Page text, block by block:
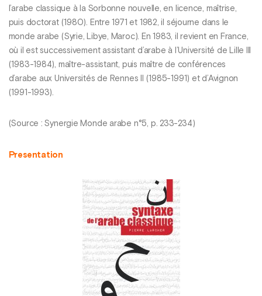
l’arabe classique à la Sorbonne nouvelle, en licence, maîtrise,
puis doctorat (1980). Entre 1971 et 1982, il séjourne dans le
monde arabe (Syrie, Libye, Maroc). En 1983, il revient en France,
où il est successivement assistant d’arabe à l’Université de Lille III
(1983-1984), maître-assistant, puis maître de conférences
d’arabe aux Universités de Rennes II (1985-1991) et d’Avignon
(1991-1993).
(Source : Synergie Monde arabe n°5, p. 233-234)
Presentation